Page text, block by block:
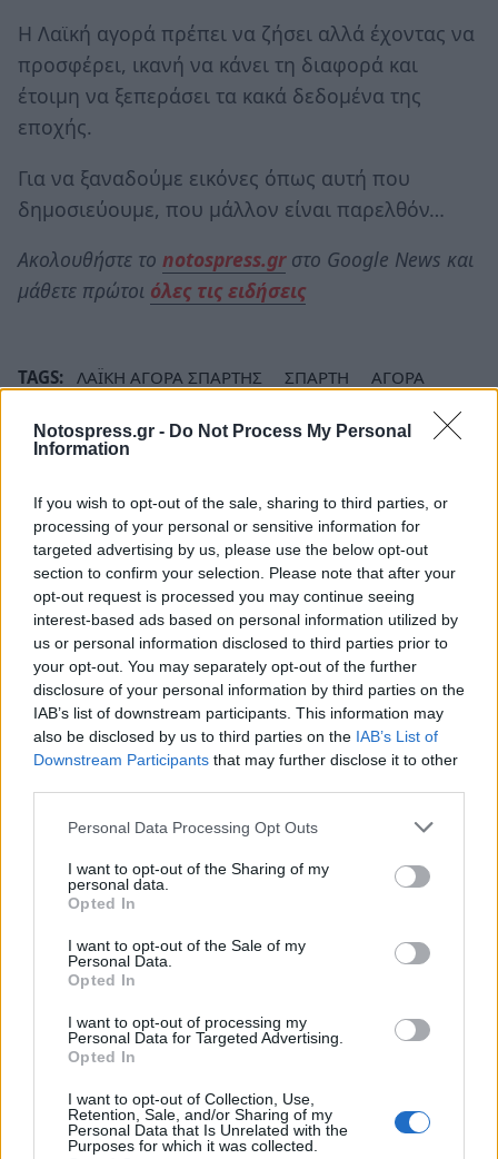
Notospress.gr - Do Not Process My Personal
Information
If you wish to opt-out of the sale, sharing to third parties, or
processing of your personal or sensitive information for
targeted advertising by us, please use the below opt-out
section to confirm your selection. Please note that after your
opt-out request is processed you may continue seeing
interest-based ads based on personal information utilized by
us or personal information disclosed to third parties prior to
your opt-out. You may separately opt-out of the further
disclosure of your personal information by third parties on the
IAB’s list of downstream participants. This information may
also be disclosed by us to third parties on the IAB’s List of
Downstream Participants that may further disclose it to other
Personal Data Processing Opt Outs
I want to opt-out of the Sharing of my
personal data.
Opted In
I want to opt-out of the Sale of my
Personal Data.
Opted In
I want to opt-out of processing my
Personal Data for Targeted Advertising.
Opted In
I want to opt-out of Collection, Use,
Retention, Sale, and/or Sharing of my
Personal Data that Is Unrelated with the
Purposes for which it was collected.
Η Λαϊκή αγορά πρέπει να ζήσει αλλά έχοντας να
προσφέρει, ικανή να κάνει τη διαφορά και
έτοιμη να ξεπεράσει τα κακά δεδομένα της
εποχής.
Για να ξαναδούμε εικόνες όπως αυτή που
δημοσιεύουμε, που μάλλον είναι παρελθόν…
Ακολουθήστε το notospress.grστο Google News και
μάθετε πρώτοι όλες τις ειδήσεις
TAGS: ΛΑΪΚΗ ΑΓΟΡΑ ΣΠΑΡΤΗΣ ΣΠΑΡΤΗ ΑΓΟΡΑ